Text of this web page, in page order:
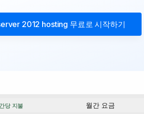
2012 hosting 무료로 시작하기
당 지불 월간 요금